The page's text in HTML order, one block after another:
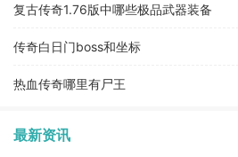
复古传奇1.76版中哪些极品武器装备
传奇白日门boss和坐标
热血传奇哪里有尸王
最新资讯